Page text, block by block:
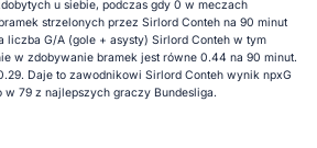
u siebie, podczas gdy 0 w meczach
strzelonych przez Sirlord Conteh na 90 minut
liczba G/A (gole + asysty) Sirlord Conteh w tym
w zdobywanie bramek jest równe 0.44 na 90 minut.
Daje to zawodnikowi Sirlord Conteh wynik npxG
w 79 z najlepszych graczy Bundesliga.